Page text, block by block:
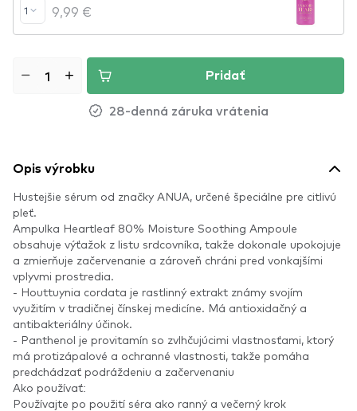
1
And Lip Primer (CE288)
9,99 €
Pridať
28-denná záruka vrátenia
Opis výrobku
Hustejšie sérum od značky ANUA, určené špeciálne pre citlivú
pleť.
Ampulka Heartleaf 80% Moisture Soothing Ampoule
obsahuje výťažok z listu srdcovníka, takže dokonale upokojuje
a zmierňuje začervenanie a zároveň chráni pred vonkajšími
vplyvmi prostredia.
- Houttuynia cordata je rastlinný extrakt známy svojím
využitím v tradičnej čínskej medicíne. Má antioxidačný a
antibakteriálny účinok.
- Panthenol je provitamín so zvlhčujúcimi vlastnosťami, ktorý
má protizápalové a ochranné vlastnosti, takže pomáha
predchádzať podráždeniu a začervenaniu
Ako používať:
Používajte po použití séra ako ranný a večerný krok